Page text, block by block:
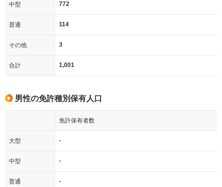
中型 772
普通 114
その他 3
合計 1,001
男性の免許種別保有人口
免許保有者数
大型 -
中型 -
普通 -